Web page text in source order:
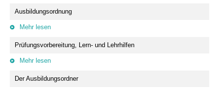
Ausbildungsordnung
Mehr lesen
Prüfungsvorbereitung, Lern- und Lehrhilfen
Mehr lesen
Der Ausbildungsordner